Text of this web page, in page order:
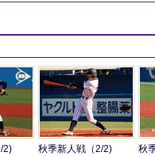
2) 秋季新人戦（2/2) 秋